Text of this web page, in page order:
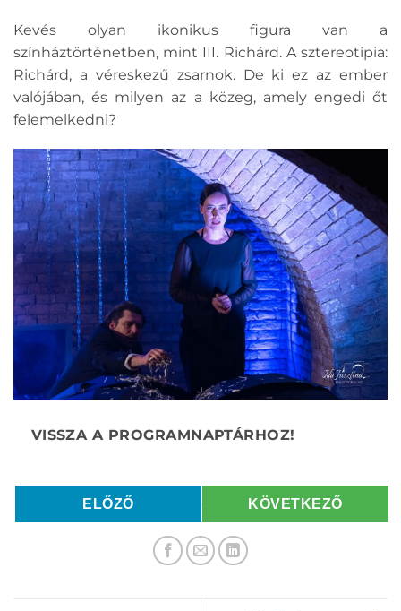
Kevés olyan ikonikus figura van a
színháztörténetben, mint III. Richárd. A sztereotípia:
Richárd, a véreskezű zsarnok. De ki ez az ember
valójában, és milyen az a közeg, amely engedi őt
felemelkedni?
ELŐZŐ KÖVETKEZŐ